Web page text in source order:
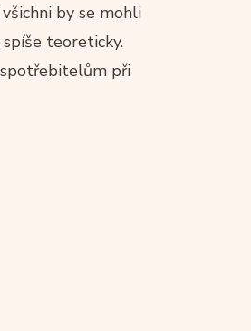
by se mohli
teoreticky.
spotřebitelům při